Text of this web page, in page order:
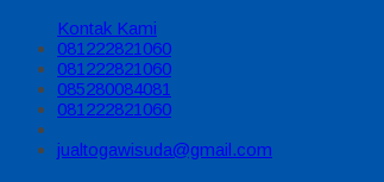
Kontak Kami
081222821060
081222821060
085280084081
081222821060
jualtogawisuda@gmail.com